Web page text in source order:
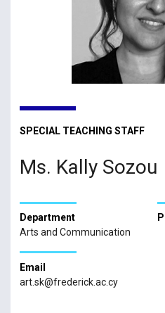
SPECIAL TEACHING STAFF
Ms. Kally Sozou
Department
Arts and Communication
Email
art.sk@frederick.ac.cy